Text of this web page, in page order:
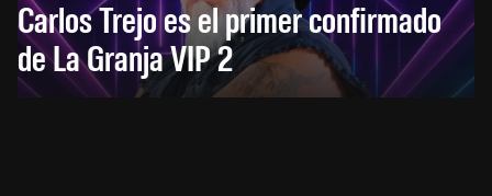
Carlos Trejo es el primer confirmado
de La Granja VIP 2